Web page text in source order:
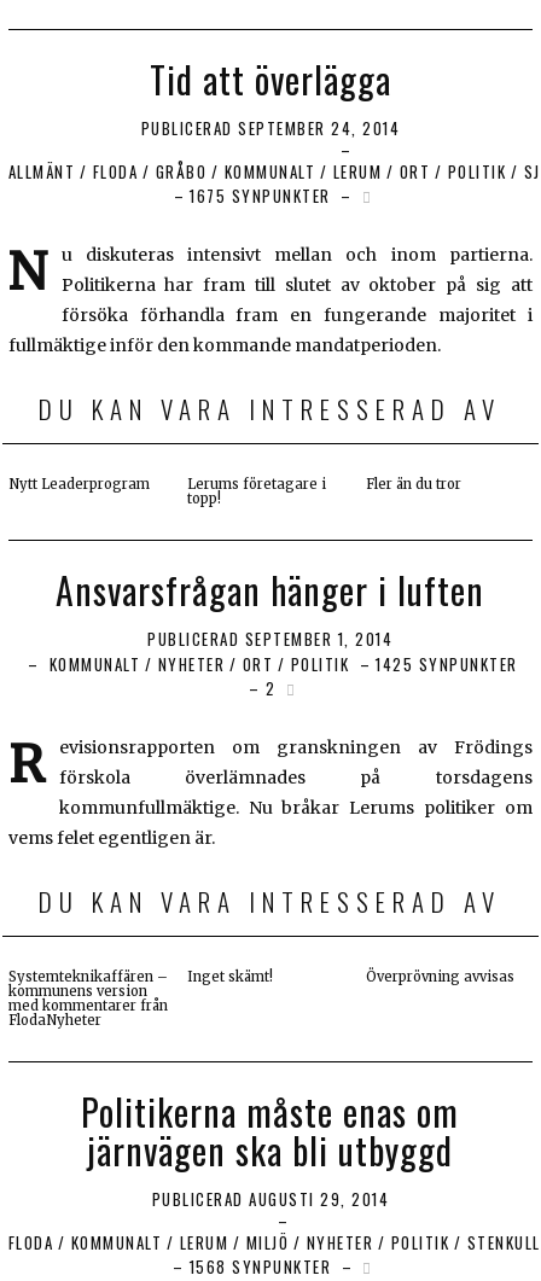
Tid att överlägga
PUBLICERAD SEPTEMBER 24, 2014
ALLMÄNT / FLODA / GRÅBO / KOMMUNALT / LERUM / ORT / POLITIK /
1675 SYNPUNKTER
N
u diskuteras intensivt mellan och inom partierna.
Politikerna har fram till slutet av oktober på sig att
försöka förhandla fram en fungerande majoritet i
fullmäktige inför den kommande mandatperioden.
DU KAN VARA INTRESSERAD AV
Nytt Leaderprogram
Lerums företagare i
topp!
Fler än du tror
Ansvarsfrågan hänger i luften
PUBLICERAD SEPTEMBER 1, 2014
KOMMUNALT / NYHETER / ORT / POLITIK
1425 SYNPUNKTER
2
R
evisionsrapporten om granskningen av Frödings
förskola överlämnades på torsdagens
kommunfullmäktige. Nu bråkar Lerums politiker om
vems felet egentligen är.
DU KAN VARA INTRESSERAD AV
Systemteknikaffären –
kommunens version
med kommentarer från
FlodaNyheter
Inget skämt! Överprövning avvisas
Politikerna måste enas om
järnvägen ska bli utbyggd
PUBLICERAD AUGUSTI 29, 2014
FLODA / KOMMUNALT / LERUM / MILJÖ / NYHETER / POLITIK /
1568 SYNPUNKTER